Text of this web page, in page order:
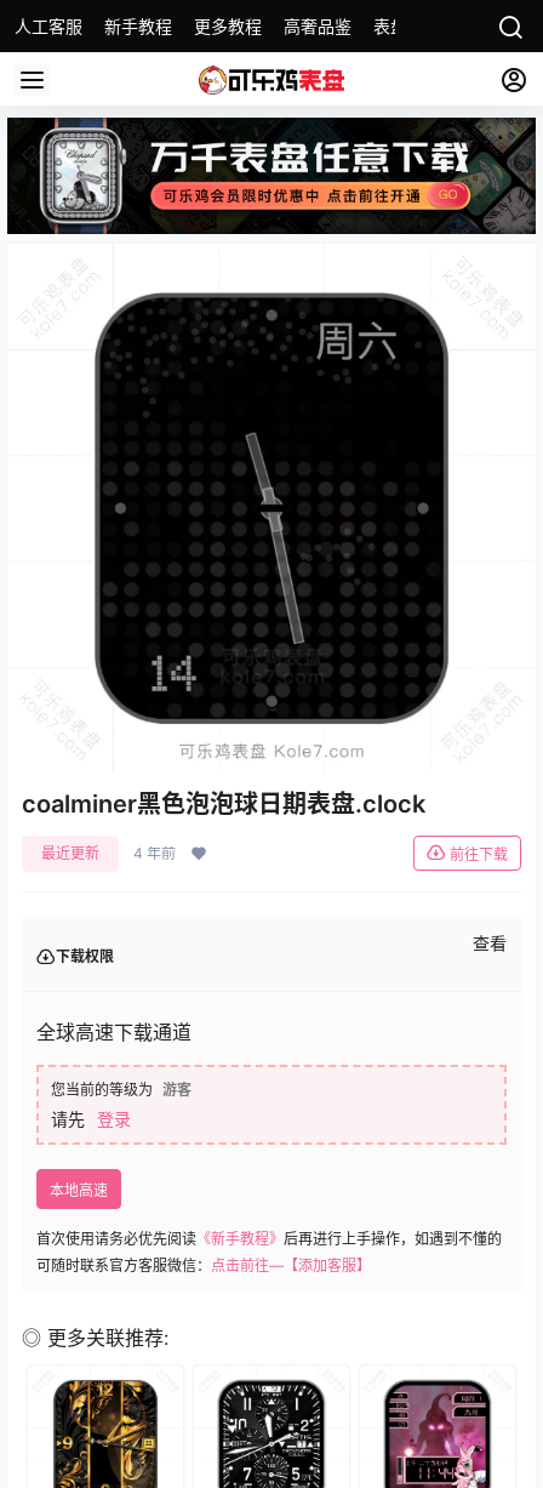
人工客服 新手教程 更多教程 高奢品鉴 表盘精选 名表故事
coalminer黑色泡泡球日期表盘.clock
最近更新 4 年前 前往下载
下载权限
查看
全球高速下载通道
您当前的等级为 游客
请先 登录
本地高速
首次使用请务必优先阅读 《新手教程》 后再进行上手操作，如遇到不懂的
可随时联系官方客服微信： 点击前往—【添加客服】
◎ 更多关联推荐: